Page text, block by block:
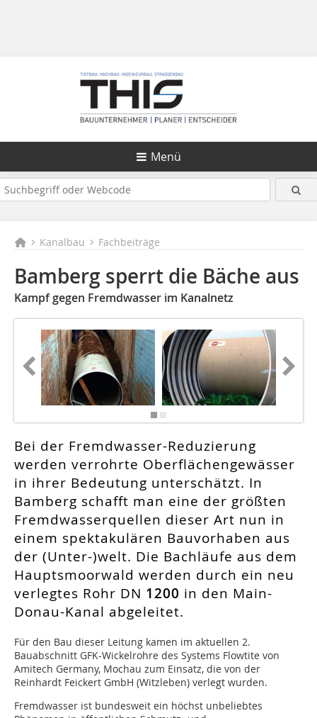
Menü
Kanalbau Fachbeiträge
Bamberg sperrt die Bäche aus
Kampf gegen Fremdwasser im Kanalnetz
Bei der Fremdwasser-Reduzierung
werden verrohrte Oberflächenge­wäs­ser
in ihrer Bedeutung unterschätzt. In
Bamberg schafft man eine der größten
Fremdwasserquellen dieser Art nun in
einem spekta­ku­lären Bauvorhaben aus
der (Unter-)welt. Die Bachläufe aus dem
Haupt­smoorwald werden durch ein neu
verlegtes Rohr DN 1200 in den Main-
Donau-Kanal abgeleitet.
Für den Bau dieser Leitung kamen im aktuellen 2.
Bauabschnitt GFK-Wickelrohre des Systems Flowtite von
Amitech Germany, Mochau zum Einsatz, die von der
Reinhardt Feickert GmbH (Witzleben) verlegt wurden.
Fremdwasser ist bundesweit ein höchst unbeliebtes